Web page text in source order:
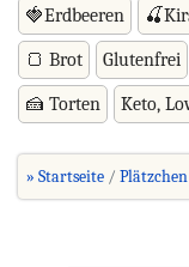
🍓Erdbeeren
🍞 Brot Glutenfrei
🍰 Torten Keto,
» Startseite